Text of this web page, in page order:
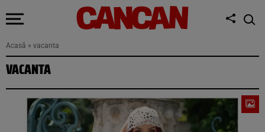
Acasă » vacanta
VACANTA